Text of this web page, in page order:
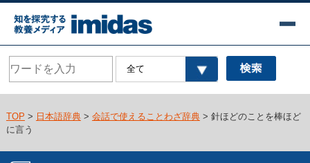
TOP > 日本語辞典> 会話で使えることわざ辞典> 針ほどのことを棒ほど
に言う